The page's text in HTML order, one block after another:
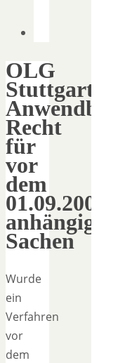
OLG
Stuttgart:
Anwendbares
Recht
für
vor
dem
01.09.2009
anhängige
Sachen
Wurde
ein
Verfahren
vor
dem